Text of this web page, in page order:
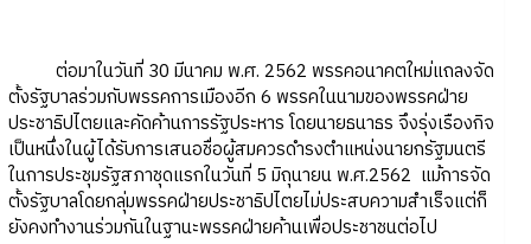
ต่อมาในวันที่ 30 มีนาคม พ.ศ. 2562 พรรคอนาคตใหม่แถลงจัด
ตั้งรัฐบาลร่วมกับพรรคการเมืองอีก 6 พรรคในนามของพรรคฝ่าย
ประชาธิปไตยและคัดค้านการรัฐประหาร โดยนายธนาธร จึงรุ่งเรืองกิจ
เป็นหนึ่งในผู้ได้รับการเสนอชื่อผู้สมควรดำรงตำแหน่งนายกรัฐมนตรี
ในการประชุมรัฐสภาชุดแรกในวันที่ 5 มิถุนายน พ.ศ.2562 แม้การจัด
ตั้งรัฐบาลโดยกลุ่มพรรคฝ่ายประชาธิปไตยไม่ประสบความสำเร็จแต่ก็
ยังคงทำงานร่วมกันในฐานะพรรคฝ่ายค้านเพื่อประชาชนต่อไป